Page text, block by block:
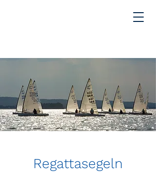
Regattasegeln